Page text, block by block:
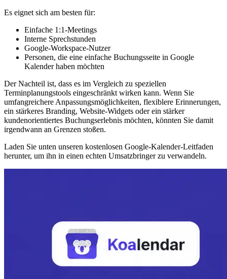
Es eignet sich am besten für:
Einfache 1:1-Meetings
Interne Sprechstunden
Google-Workspace-Nutzer
Personen, die eine einfache Buchungsseite in Google
Kalender haben möchten
Der Nachteil ist, dass es im Vergleich zu speziellen
Terminplanungstools eingeschränkt wirken kann. Wenn Sie
umfangreichere Anpassungsmöglichkeiten, flexiblere Erinnerungen,
ein stärkeres Branding, Website-Widgets oder ein stärker
kundenorientiertes Buchungserlebnis möchten, könnten Sie damit
irgendwann an Grenzen stoßen.
Laden Sie unten unseren kostenlosen Google-Kalender-Leitfaden
herunter, um ihn in einen echten Umsatzbringer zu verwandeln.